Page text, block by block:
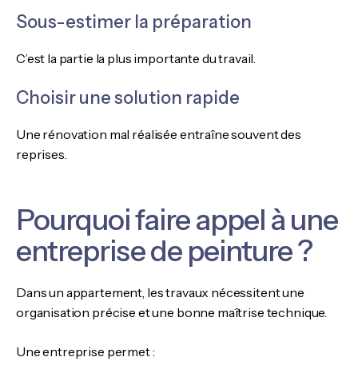
Sous-estimer la préparation
C’est la partie la plus importante du travail.
Choisir une solution rapide
Une rénovation mal réalisée entraîne souvent des
reprises.
Pourquoi faire appel à une
entreprise de peinture ?
Dans un appartement, les travaux nécessitent une
organisation précise et une bonne maîtrise technique.
Une entreprise permet :